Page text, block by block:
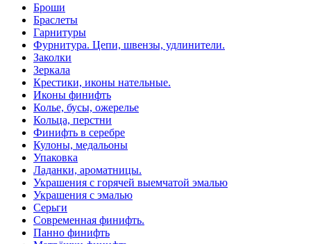
Броши
Браслеты
Гарнитуры
Фурнитура. Цепи, швензы, удлинители.
Заколки
Зеркала
Крестики, иконы нательные.
Иконы финифть
Колье, бусы, ожерелье
Кольца, перстни
Финифть в серебре
Кулоны, медальоны
Упаковка
Ладанки, ароматницы.
Украшения с горячей выемчатой эмалью
Украшения с эмалью
Серьги
Современная финифть.
Панно финифть